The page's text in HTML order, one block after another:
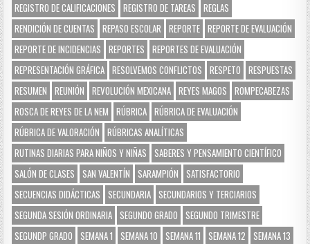
REGISTRO DE CALIFICACIONES
REGISTRO DE TAREAS
REGLAS
RENDICIÓN DE CUENTAS
REPASO ESCOLAR REPORTE REPORTE DE EVALUACIÓN
REPORTE DE INCIDENCIAS
REPORTES
REPORTES DE EVALUACIÓN
REPRESENTACIÓN GRÁFICA RESOLVEMOS CONFLICTOS RESPETO
RESPUESTAS
RESUMEN
REUNIÓN REVOLUCIÓN MEXICANA REYES MAGOS
ROMPECABEZAS
ROSCA DE REYES DE LA NEM
RÚBRICA RÚBRICA DE EVALUACIÓN
RÚBRICA DE VALORACIÓN
RÚBRICAS ANALÍTICAS
RUTINAS DIARIAS PARA NIÑOS Y NIÑAS
SABERES Y PENSAMIENTO CIENTÍFICO
SALÓN DE CLASES
SAN VALENTÍN SARAMPIÓN
SATISFACTORIO
SECUENCIAS DIDÁCTICAS
SECUNDARIA SECUNDARIOS Y TERCIARIOS
SEGUNDA SESIÓN ORDINARIA SEGUNDO GRADO
SEGUNDO TRIMESTRE
SEGUNDP GRADO
SEMANA 1 SEMANA 10 SEMANA 11 SEMANA 12
SEMANA 13